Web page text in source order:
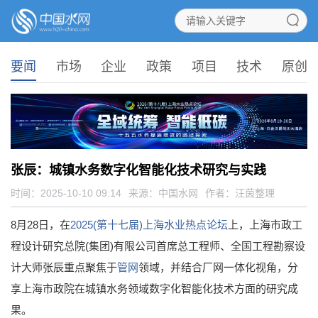
要闻 市场 企业 政策 项目 技术 原创
张辰：城镇水务数字化智能化技术研究与实践
时间：2025-10-10 09:14 来源： 中国水网 作者：汪茵整理
8月28日，在2025(第十七届)上海水业热点论坛 上，上海市政工
程设计研究总院(集团)有限公司首席总工程师、全国工程勘察设
计大师张辰重点聚焦于管网领域，并结合厂网一体化视角，分
享上海市政院在城镇水务领域数字化智能化技术方面的研究成
果。